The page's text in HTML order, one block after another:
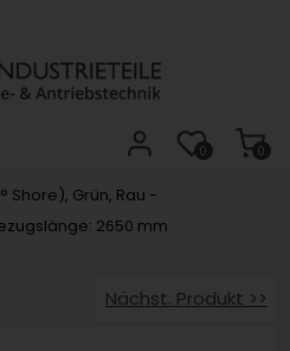
0
0
Shore), Grün, Rau -
2650 mm
Nächst. Produkt >>